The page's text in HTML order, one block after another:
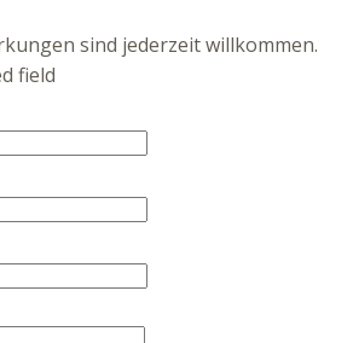
sind jederzeit willkommen.
field